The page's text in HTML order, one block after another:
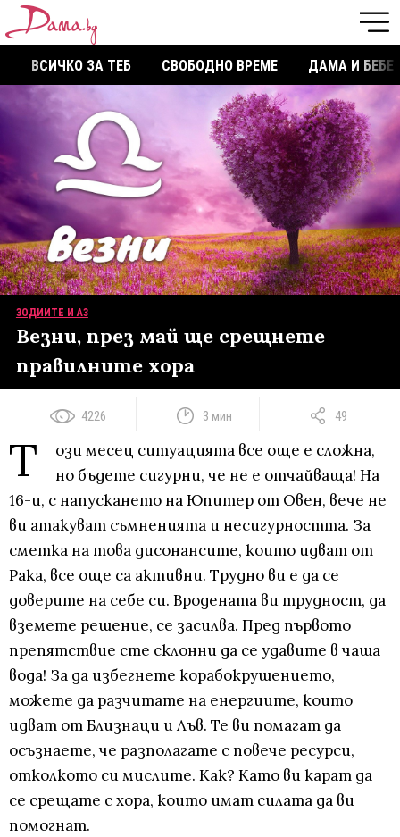
ВСИЧКО ЗА ТЕБ СВОБОДНО ВРЕМЕ ДАМА И БЕБЕ
ЗОДИИТЕ И АЗ
Везни, през май ще срещнете
правилните хора
4226 3 мин 49
Т
ози месец ситуацията все още е сложна,
но бъдете сигурни, че не е отчайваща! На
16-и, с напускането на Юпитер от Овен, вече не
ви атакуват съмненията и несигурността. За
сметка на това дисонансите, които идват от
Рака, все още са активни. Трудно ви е да се
доверите на себе си. Вродената ви трудност, да
вземете решение, се засилва. Пред първото
препятствие сте склонни да се удавите в чаша
вода! За да избегнете корабокрушението,
можете да разчитате на енергиите, които
идват от Близнаци и Лъв. Те ви помагат да
осъзнаете, че разполагате с повече ресурси,
отколкото си мислите. Как? Като ви карат да
се срещате с хора, които имат силата да ви
помогнат.